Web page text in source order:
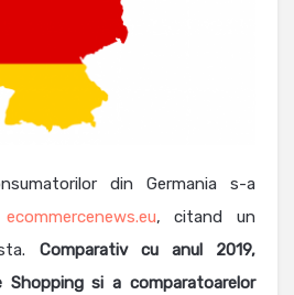
din Germania s-a
ecommercenews.eu, citand un
Comparativ cu anul 2019,
Shopping si a comparatoarelor